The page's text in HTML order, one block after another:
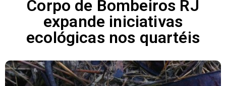
Corpo de Bombeiros RJ
expande iniciativas
ecológicas nos quartéis